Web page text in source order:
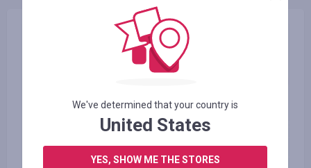
We've determined that your country is
United States
YES, SHOW ME THE STORES